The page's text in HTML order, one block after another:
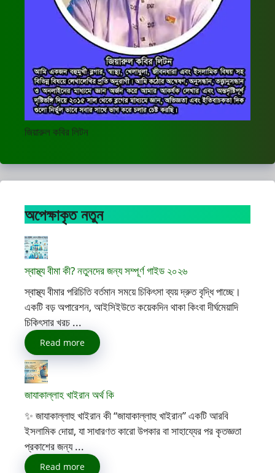
জিয়ারুল কবির লিটন
অপেক্ষাকৃত নতুন
স্বাস্থ্য বীমা কী? নতুনদের জন্য সম্পূর্ণ গাইড ২০২৬
স্বাস্থ্য বীমার পরিচিতি বর্তমান সময়ে চিকিৎসা ব্যয় দ্রুত বৃদ্ধি পাচ্ছে।
একটি বড় অপারেশন, আইসিইউতে কয়েকদিন থাকা কিংবা দীর্ঘমেয়াদি
চিকিৎসার খরচ ...
Read more
জাযাকাল্লাহ খাইরান অর্থ কি
✨ জাযাকাল্লাহু খাইরান কী “জাযাকাল্লাহু খাইরান” একটি আরবি
ইসলামিক দোয়া, যা সাধারণত কারো উপকার বা সাহায্যের পর কৃতজ্ঞতা
প্রকাশের জন্য ...
Read more